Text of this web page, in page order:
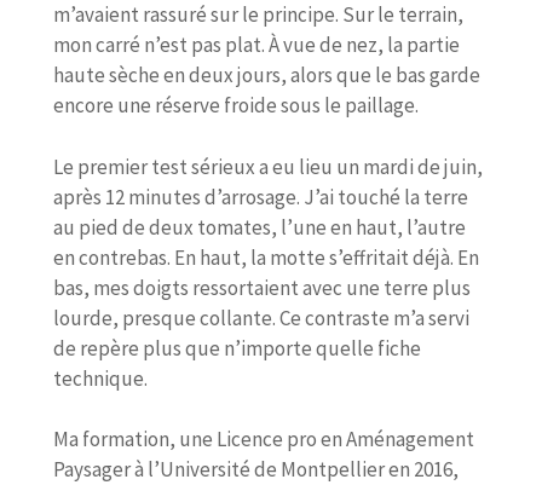
m’avaient rassuré sur le principe. Sur le terrain,
mon carré n’est pas plat. À vue de nez, la partie
haute sèche en deux jours, alors que le bas garde
encore une réserve froide sous le paillage.
Le premier test sérieux a eu lieu un mardi de juin,
après 12 minutes d’arrosage. J’ai touché la terre
au pied de deux tomates, l’une en haut, l’autre
en contrebas. En haut, la motte s’effritait déjà. En
bas, mes doigts ressortaient avec une terre plus
lourde, presque collante. Ce contraste m’a servi
de repère plus que n’importe quelle fiche
technique.
Ma formation, une Licence pro en Aménagement
Paysager à l’Université de Montpellier en 2016,